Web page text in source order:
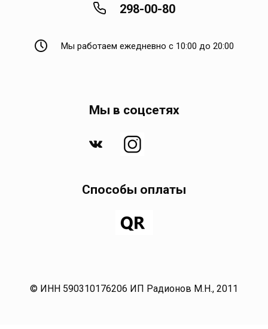
© ИНН 590310176206 ИП Радионов М.Н., 2011
298-00-80
Мы работаем ежедневно с 10:00 до 20:00
Мы в соцсетях
Способы оплаты